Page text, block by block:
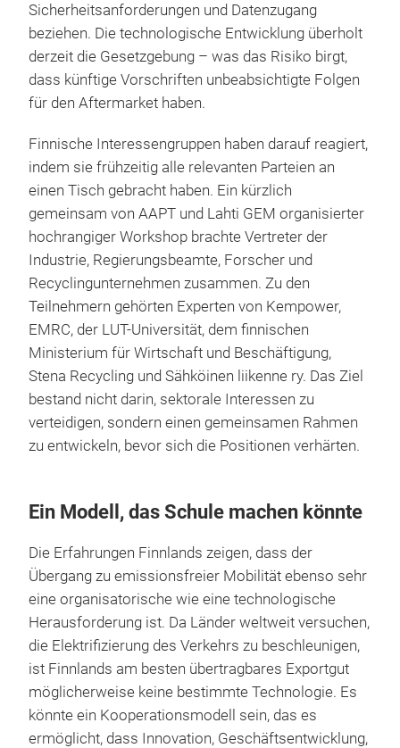
Sicherheitsanforderungen und Datenzugang
beziehen. Die technologische Entwicklung überholt
derzeit die Gesetzgebung – was das Risiko birgt,
dass künftige Vorschriften unbeabsichtigte Folgen
für den Aftermarket haben.
Finnische Interessengruppen haben darauf reagiert,
indem sie frühzeitig alle relevanten Parteien an
einen Tisch gebracht haben. Ein kürzlich
gemeinsam von AAPT und Lahti GEM organisierter
hochrangiger Workshop brachte Vertreter der
Industrie, Regierungsbeamte, Forscher und
Recyclingunternehmen zusammen. Zu den
Teilnehmern gehörten Experten von Kempower,
EMRC, der LUT-Universität, dem finnischen
Ministerium für Wirtschaft und Beschäftigung,
Stena Recycling und Sähköinen liikenne ry. Das Ziel
bestand nicht darin, sektorale Interessen zu
verteidigen, sondern einen gemeinsamen Rahmen
zu entwickeln, bevor sich die Positionen verhärten.
Ein Modell, das Schule machen könnte
Die Erfahrungen Finnlands zeigen, dass der
Übergang zu emissionsfreier Mobilität ebenso sehr
eine organisatorische wie eine technologische
Herausforderung ist. Da Länder weltweit versuchen,
die Elektrifizierung des Verkehrs zu beschleunigen,
ist Finnlands am besten übertragbares Exportgut
möglicherweise keine bestimmte Technologie. Es
könnte ein Kooperationsmodell sein, das es
ermöglicht, dass Innovation, Geschäftsentwicklung,